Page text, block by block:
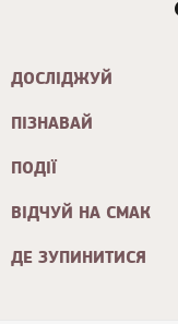
ДОСЛІДЖУЙ
ПІЗНАВАЙ
ПОДІЇ
ВІДЧУЙ НА СМАК
ДЕ ЗУПИНИТИСЯ